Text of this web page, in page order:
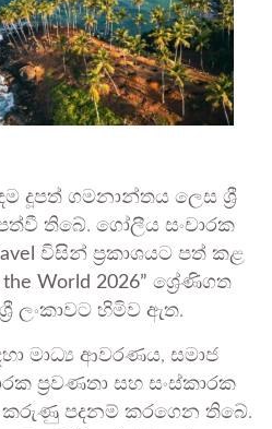
දූපත් ගමනාන්තය ලෙස ශ්‍රී
තිබේ. ගෝලීය සංචාරක
විසින් ප්‍රකාශයට පත් කළ
World 2026” ශ්‍රේණිගත
ලංකාවට හිමිව ඇත.
මාධ්‍ය ආවරණය, සමාජ
ප්‍රවණතා සහ සංස්කාරක
පදනම් කරගෙන තිබේ.